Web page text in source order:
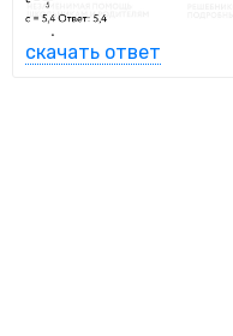
скачать ответ